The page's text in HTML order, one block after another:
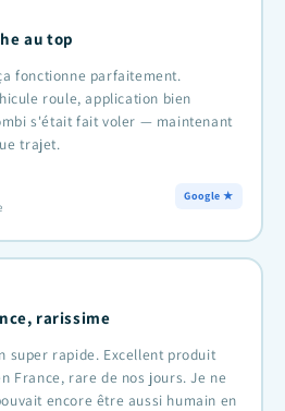
au top
fonctionne parfaitement.
roule, application bien
s'était fait voler — maintenant
trajet.
Google ★
rarissime
super rapide. Excellent produit
France, rare de nos jours. Je ne
encore être aussi humain en